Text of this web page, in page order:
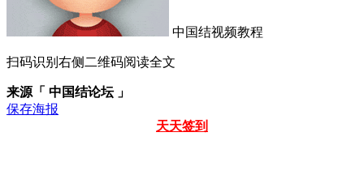
中国结视频教程
扫码识别右侧二维码阅读全文
来源「 中国结论坛 」
保存海报
天天签到